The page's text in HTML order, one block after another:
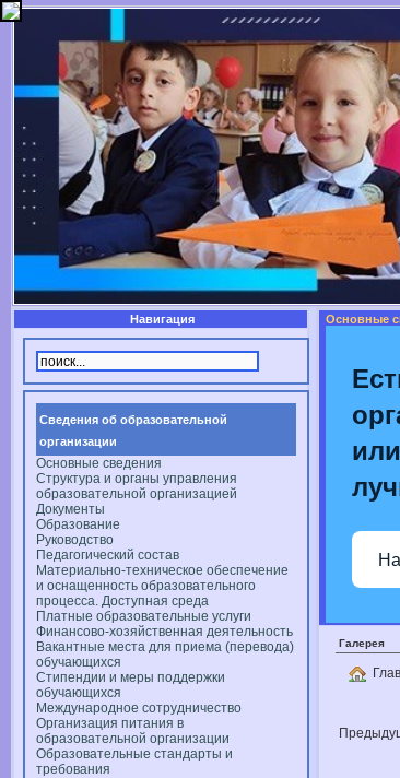
Навигация
Сведения об образовательной
организации
Основные сведения
Структура и органы управления
образовательной организацией
Документы
Образование
Руководство
Педагогический состав
Материально-техническое обеспечение
и оснащенность образовательного
процесса. Доступная среда
Платные образовательные услуги
Финансово-хозяйственная деятельность
Вакантные места для приема (перевода)
обучающихся
Стипендии и меры поддержки
обучающихся
Международное сотрудничество
Организация питания в
образовательной организации
Образовательные стандарты и
требования
Основные
Галерея